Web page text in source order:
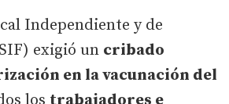
Independiente y de
exigió un cribado
en la vacunación del